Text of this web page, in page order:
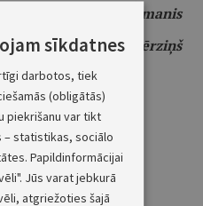
I.Godmanis
ministrsG.Bērziņš
sīkdatnes
darbotos, tiek
(obligātās)
piekrišanu var tikt
statistikas, sociālo
Papildinformācijai
Jūs varat jebkurā
atgriežoties šajā